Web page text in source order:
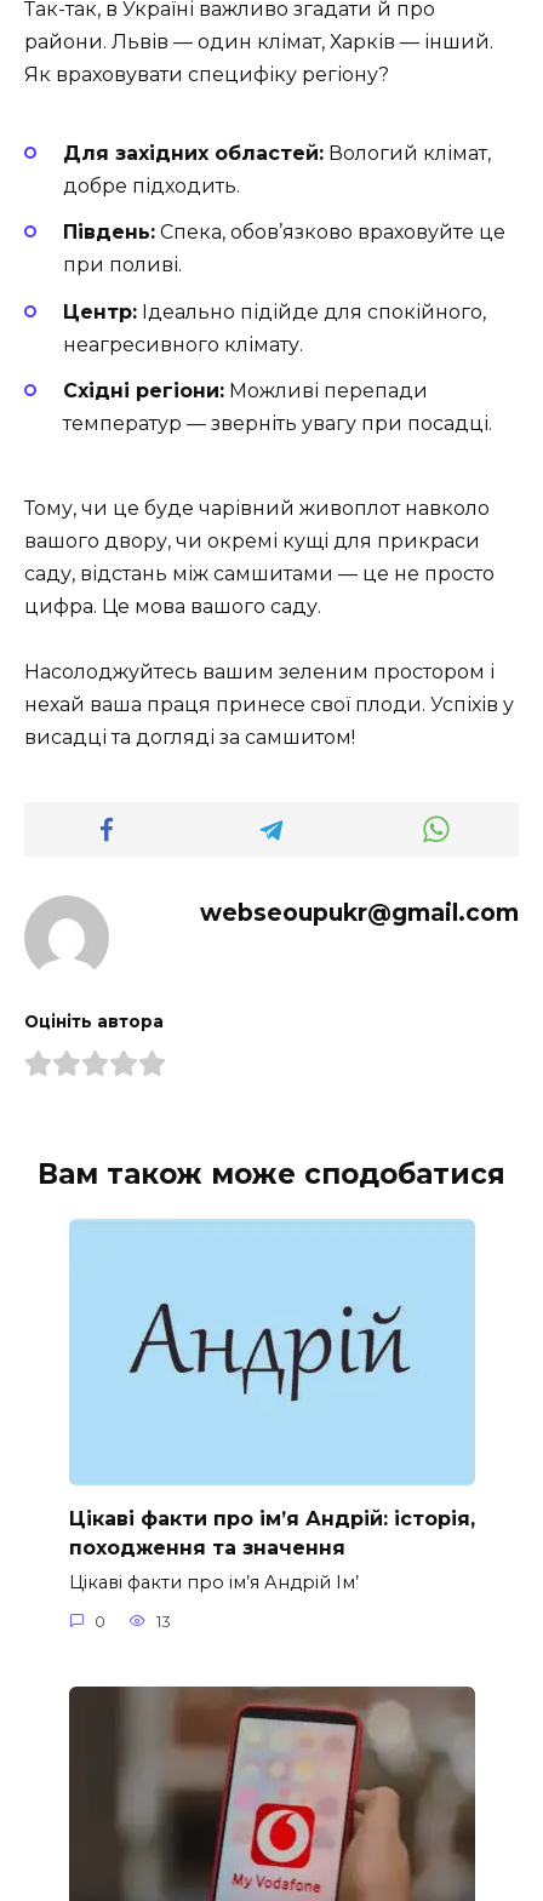
Так-так, в Україні важливо згадати й про
райони. Львів — один клімат, Харків — інший.
Як враховувати специфіку регіону?
Для західних областей: Вологий клімат,
добре підходить.
Південь: Спека, обов’язково враховуйте це
при поливі.
Центр: Ідеально підійде для спокійного,
неагресивного клімату.
Східні регіони: Можливі перепади
температур — зверніть увагу при посадці.
Тому, чи це буде чарівний живоплот навколо
вашого двору, чи окремі кущі для прикраси
саду, відстань між самшитами — це не просто
цифра. Це мова вашого саду.
Насолоджуйтесь вашим зеленим простором і
нехай ваша праця принесе свої плоди. Успіхів у
висадці та догляді за самшитом!
webseoupukr@gmail.com
Оцініть автора
Вам також може сподобатися
Цікаві факти про ім’я Андрій: історія,
походження та значення
Цікаві факти про ім’я Андрій Ім’
0 13